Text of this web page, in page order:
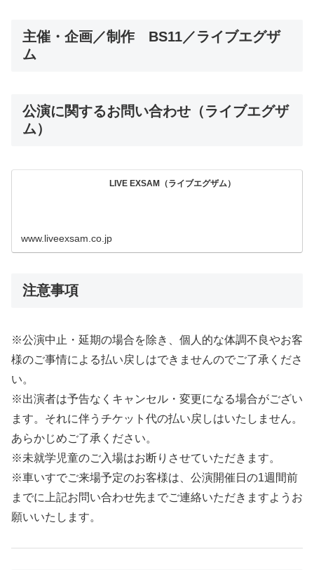
主催・企画／制作 BS11／ライブエグザ
ム
公演に関するお問い合わせ（ライブエグザ
ム）
LIVE EXSAM（ライブエグザム）
www.liveexsam.co.jp
注意事項
※公演中止・延期の場合を除き、個人的な体調不良やお客
様のご事情による払い戻しはできませんのでご了承くださ
い。
※出演者は予告なくキャンセル・変更になる場合がござい
ます。それに伴うチケット代の払い戻しはいたしません。
あらかじめご了承ください。
※未就学児童のご入場はお断りさせていただきます。
※車いすでご来場予定のお客様は、公演開催日の1週間前
までに上記お問い合わせ先までご連絡いただきますようお
願いいたします。